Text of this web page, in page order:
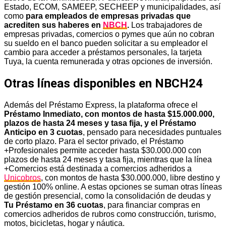
Estado, ECOM, SAMEEP, SECHEEP y municipalidades, así
como para empleados de empresas privadas que
acrediten sus haberes en NBCH . Los trabajadores de
empresas privadas, comercios o pymes que aún no cobran
su sueldo en el banco pueden solicitar a su empleador el
cambio para acceder a préstamos personales, la tarjeta
Tuya, la cuenta remunerada y otras opciones de inversión.
Otras líneas disponibles en NBCH24
Además del Préstamo Express, la plataforma ofrece el
Préstamo Inmediato, con montos de hasta $15.000.000,
plazos de hasta 24 meses y tasa fija, y el Préstamo
Anticipo en 3 cuotas, pensado para necesidades puntuales
de corto plazo. Para el sector privado, el Préstamo
+Profesionales permite acceder hasta $30.000.000 con
plazos de hasta 24 meses y tasa fija, mientras que la línea
+Comercios está destinada a comercios adheridos a
Unicobros, con montos de hasta $30.000.000, libre destino y
gestión 100% online. A estas opciones se suman otras líneas
de gestión presencial, como la consolidación de deudas y
Tu Préstamo en 36 cuotas, para financiar compras en
comercios adheridos de rubros como construcción, turismo,
motos, bicicletas, hogar y náutica.